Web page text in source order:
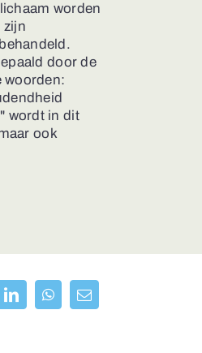
worden
zijn
door de
woorden:
wordt in dit
ook